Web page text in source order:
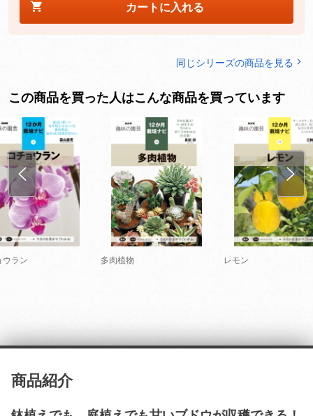
カートに入れる
同じシリーズの商品を見る
この商品を買った人はこんな商品を買っています
ウラン 多肉植物 レモン
商品紹介